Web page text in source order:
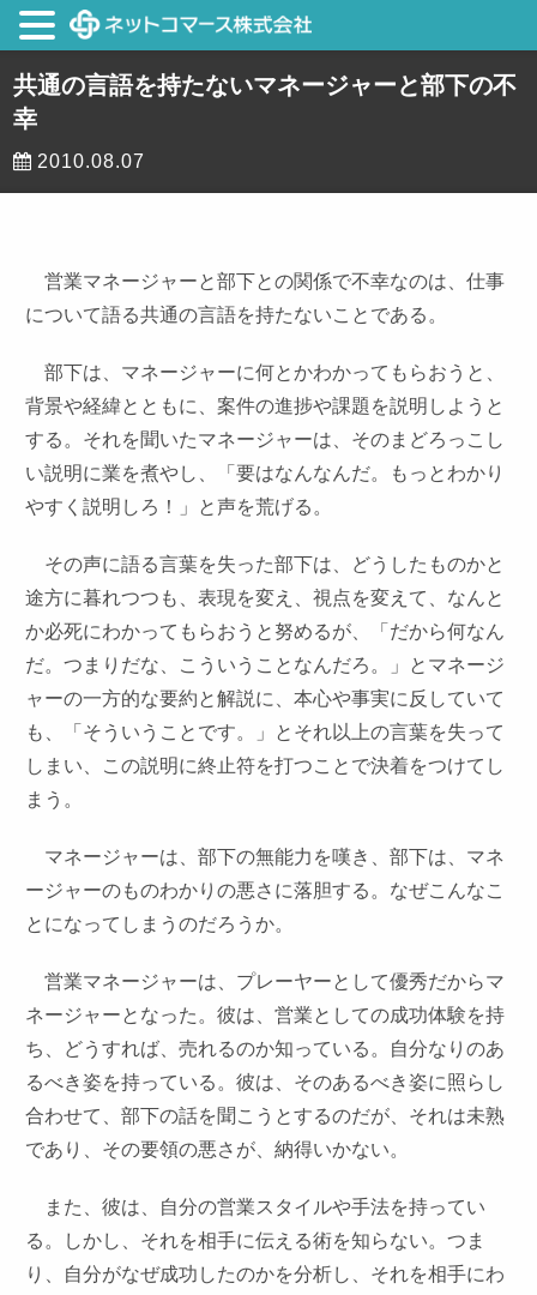
共通の言語を持たないマネージャーと部下の不
幸
2010.08.07
営業マネージャーと部下との関係で不幸なのは、仕事
について語る共通の言語を持たないことである。
部下は、マネージャーに何とかわかってもらおうと、
背景や経緯とともに、案件の進捗や課題を説明しようと
する。それを聞いたマネージャーは、そのまどろっこし
い説明に業を煮やし、「要はなんなんだ。もっとわかり
やすく説明しろ！」と声を荒げる。
その声に語る言葉を失った部下は、どうしたものかと
途方に暮れつつも、表現を変え、視点を変えて、なんと
か必死にわかってもらおうと努めるが、「だから何なん
だ。つまりだな、こういうことなんだろ。」とマネージ
ャーの一方的な要約と解説に、本心や事実に反していて
も、「そういうことです。」とそれ以上の言葉を失って
しまい、この説明に終止符を打つことで決着をつけてし
まう。
マネージャーは、部下の無能力を嘆き、部下は、マネ
ージャーのものわかりの悪さに落胆する。なぜこんなこ
とになってしまうのだろうか。
営業マネージャーは、プレーヤーとして優秀だからマ
ネージャーとなった。彼は、営業としての成功体験を持
ち、どうすれば、売れるのか知っている。自分なりのあ
るべき姿を持っている。彼は、そのあるべき姿に照らし
合わせて、部下の話を聞こうとするのだが、それは未熟
であり、その要領の悪さが、納得いかない。
また、彼は、自分の営業スタイルや手法を持ってい
る。しかし、それを相手に伝える術を知らない。つま
り、自分がなぜ成功したのかを分析し、それを相手にわ